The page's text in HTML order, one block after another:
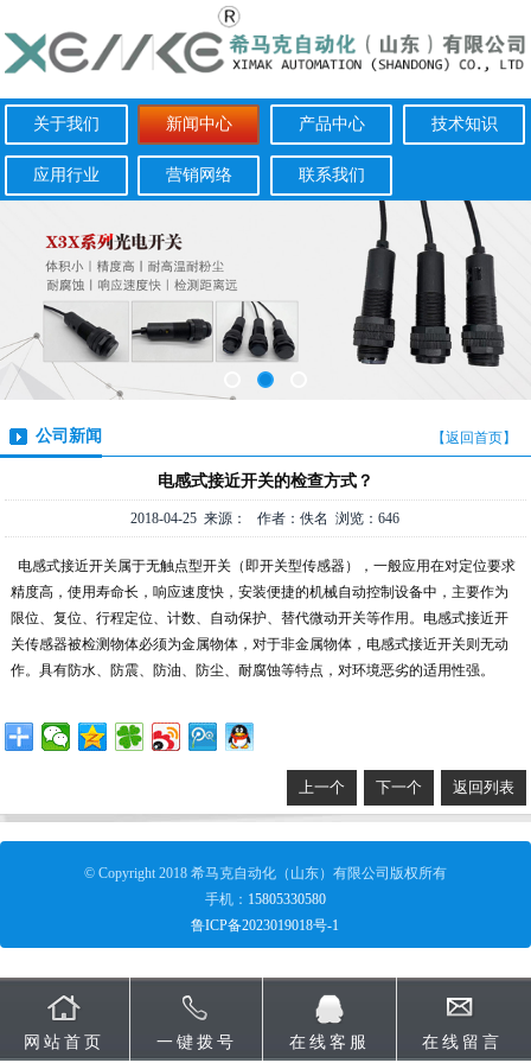
关于我们 新闻中心 产品中心 技术知识
应用行业 营销网络 联系我们
公司新闻 【返回首页】
电感式接近开关的检查方式？
2018-04-25 来源： 作者：佚名 浏览：646
电感式接近开关属于无触点型开关（即开关型传感器），一般应用在对定位要求
精度高，使用寿命长，响应速度快，安装便捷的机械自动控制设备中，主要作为
限位、复位、行程定位、计数、自动保护、替代微动开关等作用。电感式接近开
关传感器被检测物体必须为金属物体，对于非金属物体，电感式接近开关则无动
作。具有防水、防震、防油、防尘、耐腐蚀等特点，对环境恶劣的适用性强。
上一个 下一个 返回列表
© Copyright 2018 希马克自动化（山东）有限公司版权所有
手机： 15805330580
鲁ICP备2023019018号-1
网站首页 一键拨号 在线客服 在线留言